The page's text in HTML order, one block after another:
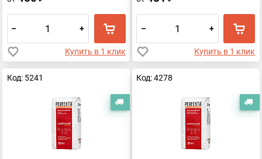
– +
Купить в 1 клик
– +
Купить в 1 клик
Код: 5241
Бесплатная доставка
Код: 4278